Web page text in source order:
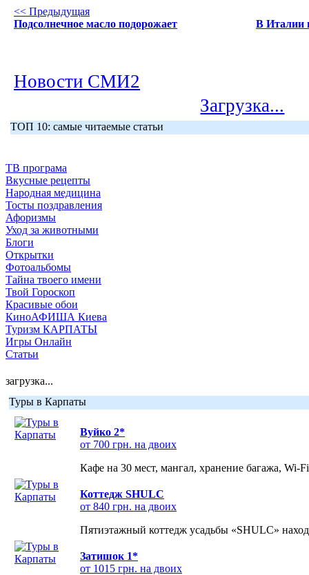
<< Предыдущая
Подсолнечное маcло подорожает
В Италии
Новости СМИ2
Загрузка...
ТОП 10: самые читаемые статьи
ТВ програма
Вкусные рецепты
Народная медицина
Тосты поздравления
Афоризмы
Уход за животными
Блоги
Открытки
Фотоальбомы
Тайна твоего имени
Твой Гороскоп
Красивые обои
КиноАФИША Киева
Туризм КАРПАТЫ
Игры Онлайн
Статьи
загрузка...
Туры в Карпаты
Вуйко 2*
от 700 грн. на двоих
Кафе на 30 мест, мангал, хранение багажа, Wi-
Коттедж SHULC
от 840 грн. на двоих
Пятиэтажный коттедж усадьбы «SHULC»
Затишок 1*
от 1015 грн. на двоих